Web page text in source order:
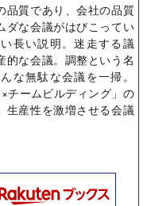
品質であり、会社の品質
ダな会議がはびこってい
長い説明。迷走する議
的な会議。調整という名
な無駄な会議を一掃。
チームビルディング」の
生産性を激増させる会議